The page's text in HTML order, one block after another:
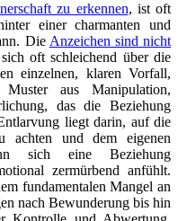
zu erkennen, ist oft
einer charmanten und
Die Anzeichen sind nicht
oft schleichend über die
einzelnen, klaren Vorfall,
aus Manipulation,
das die Beziehung
liegt darin, auf die
achten und dem eigenen
sich eine Beziehung
zermürbend anfühlt.
fundamentalen Mangel an
nach Bewunderung bis hin